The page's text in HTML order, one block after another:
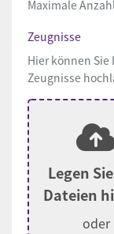
Maximale
Zeugnisse
Hier können Sie
Zeugnisse
Legen
Dateien
oder